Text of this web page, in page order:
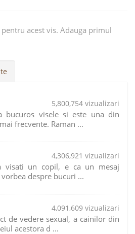
acest vis. Adauga primul
5,800,754 vizualizari
bucuros visele si este una din
frecvente. Raman ...
4,306,921 vizualizari
visati un copil, e ca un mesaj
despre bucuri ...
4,091,609 vizualizari
de vedere sexual, a cainilor din
acestora d ...